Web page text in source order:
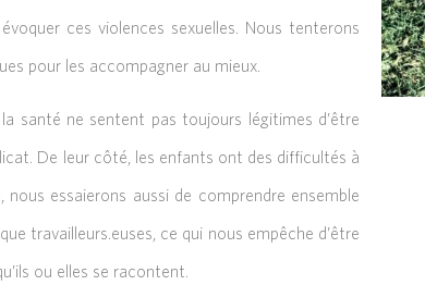
ces violences sexuelles. Nous tenterons
pour les accompagner au mieux.
santé ne sentent pas toujours légitimes d’être
De leur côté, les enfants ont des difficultés à
essaierons aussi de comprendre ensemble
travailleurs.euses, ce qui nous empêche d’être
ou elles se racontent.